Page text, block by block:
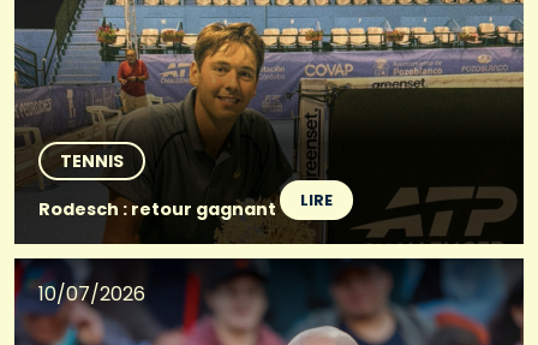
TENNIS
Rodesch : retour gagnant
LIRE
10/07/2026